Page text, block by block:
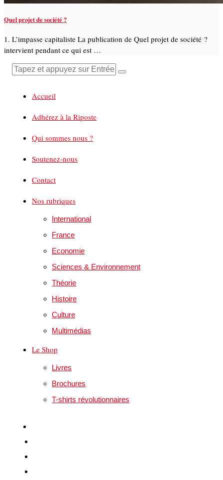
Quel projet de société ?
1. L’impasse capitaliste La publication de Quel projet de société ?
intervient pendant ce qui est …
Accueil
Adhérez à la Riposte
Qui sommes nous ?
Soutenez-nous
Contact
Nos rubriques
International
France
Economie
Sciences & Environnement
Théorie
Histoire
Culture
Multimédias
Le Shop
Livres
Brochures
T-shirts révolutionnaires